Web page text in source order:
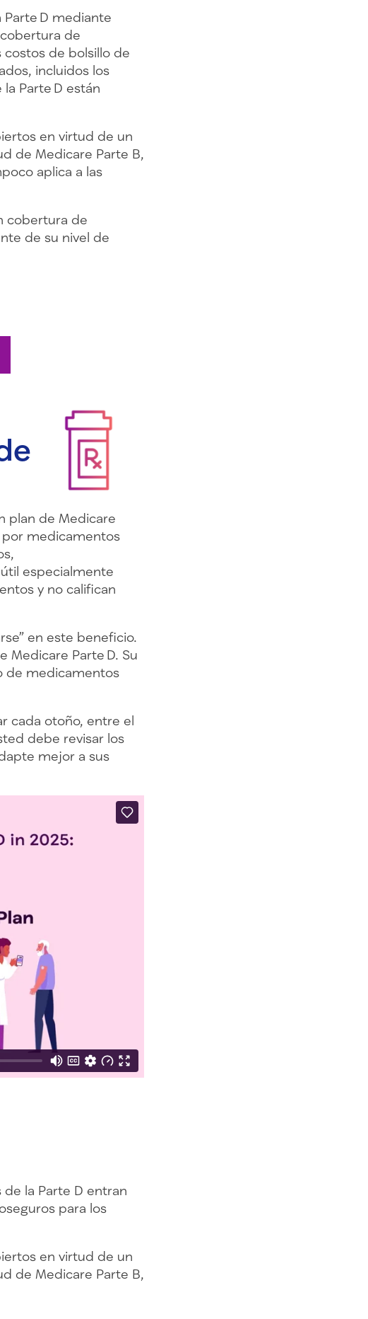
Parte D mediante
de
de bolsillo de
incluidos los
Parte D están
en virtud de un
de Medicare Parte B,
aplica a las
cobertura de
de su nivel de
plan de Medicare
por medicamentos
especialmente
y no califican
en este beneficio.
Medicare Parte D. Su
de medicamentos
cada otoño, entre el
debe revisar los
mejor a sus
la Parte D entran
para los
en virtud de un
de Medicare Parte B,